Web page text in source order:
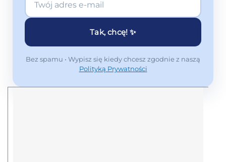
Tak, chcę! ✨
Bez spamu • Wypisz się kiedy chcesz zgodnie z naszą
Polityką Prywatności